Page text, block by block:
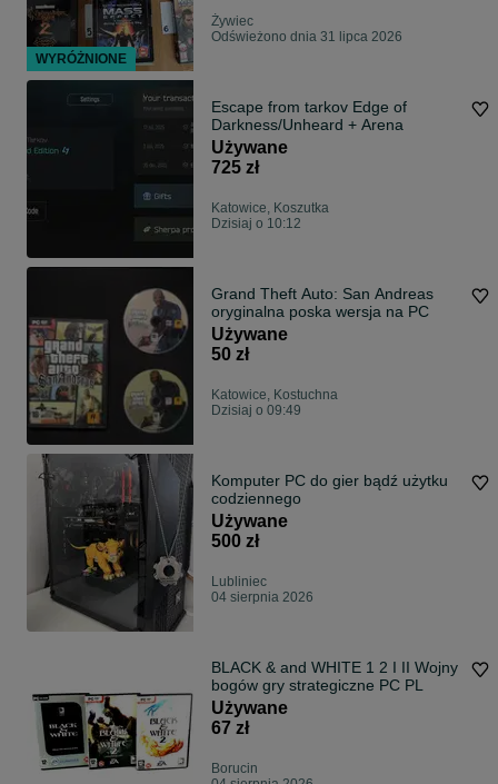
Żywiec
Odświeżono dnia 31 lipca 2026
Escape from tarkov Edge of
Darkness/Unheard + Arena
Używane
725 zł
Katowice, Koszutka
Dzisiaj o 10:12
Grand Theft Auto: San Andreas
oryginalna poska wersja na PC
Używane
50 zł
Katowice, Kostuchna
Dzisiaj o 09:49
Komputer PC do gier bądź użytku
codziennego
Używane
500 zł
Lubliniec
04 sierpnia 2026
BLACK & and WHITE 1 2 I II Wojny
bogów gry strategiczne PC PL
Używane
67 zł
Borucin
WYRÓŻNIONE